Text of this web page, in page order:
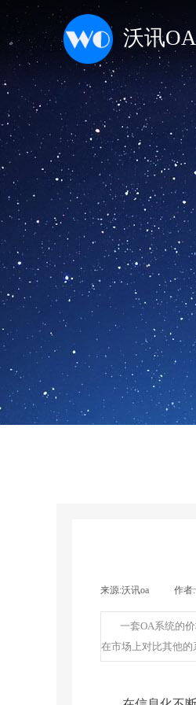
沃讯OA
来源:沃讯oa 作者:
一套OA系统的
在市场上对比其他的